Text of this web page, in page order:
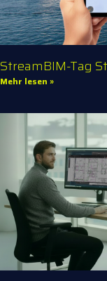
StreamBIM-Tag
Mehr lesen »